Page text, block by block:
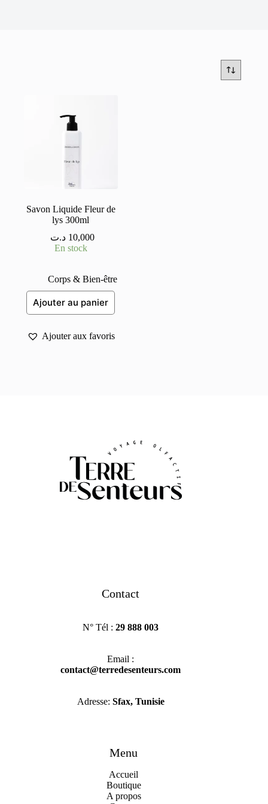
Savon Liquide Fleur de
lys 300ml
10,000 د.ت
En stock
Corps & Bien-être
Ajouter au panier
Ajouter aux favoris
Contact
N° Tél :29 888 003
Email :
contact@terredesenteurs.com
Adresse: Sfax, Tunisie
Menu
Accueil
Boutique
A propos